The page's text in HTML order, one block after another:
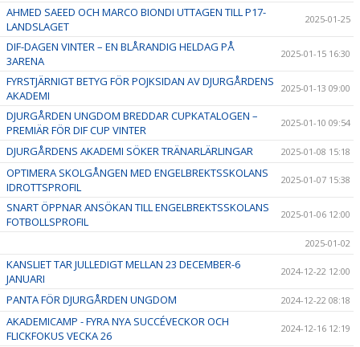
AHMED SAEED OCH MARCO BIONDI UTTAGEN TILL P17-
LANDSLAGET
2025-01-25
DIF-DAGEN VINTER – EN BLÅRANDIG HELDAG PÅ
3ARENA
2025-01-15 16:30
FYRSTJÄRNIGT BETYG FÖR POJKSIDAN AV DJURGÅRDENS
AKADEMI
2025-01-13 09:00
DJURGÅRDEN UNGDOM BREDDAR CUPKATALOGEN –
PREMIÄR FÖR DIF CUP VINTER
2025-01-10 09:54
DJURGÅRDENS AKADEMI SÖKER TRÄNARLÄRLINGAR 2025-01-08 15:18
OPTIMERA SKOLGÅNGEN MED ENGELBREKTSSKOLANS
IDROTTSPROFIL
2025-01-07 15:38
SNART ÖPPNAR ANSÖKAN TILL ENGELBREKTSSKOLANS
FOTBOLLSPROFIL
2025-01-06 12:00
2025-01-02
KANSLIET TAR JULLEDIGT MELLAN 23 DECEMBER-6
JANUARI
2024-12-22 12:00
PANTA FÖR DJURGÅRDEN UNGDOM 2024-12-22 08:18
AKADEMICAMP - FYRA NYA SUCCÉVECKOR OCH
FLICKFOKUS VECKA 26
2024-12-16 12:19